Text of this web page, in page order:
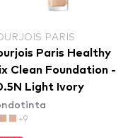
PARIS
Paris Healthy
Clean Foundation -
Light Ivory
+9